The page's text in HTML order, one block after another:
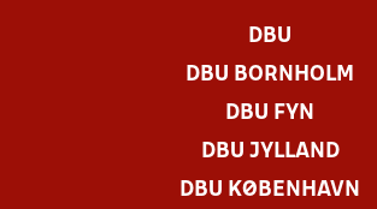
DBU
DBU BORNHOLM
DBU FYN
DBU JYLLAND
DBU KØBENHAVN